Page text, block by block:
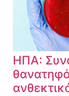
ΗΠΑ: